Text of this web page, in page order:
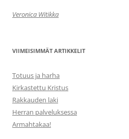
Veronica Witikka
VIIMEISIMMÄT ARTIKKELIT
Totuus ja harha
Kirkastettu Kristus
Rakkauden laki
Herran palveluksessa
Armahtakaa!